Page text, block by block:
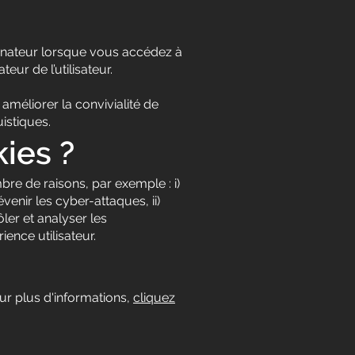
lorsque vous accédez à
de l’utilisateur.
la convivialité de
?
de raisons, par exemple : i)
les cyber-attaques, ii)
et analyser les
utilisateur.
plus d'informations, cliquez